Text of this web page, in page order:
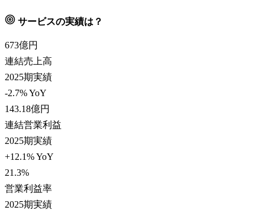
サービスの実績は？
673億円
連結売上高
2025期実績
-2.7% YoY
143.18億円
連結営業利益
2025期実績
+12.1% YoY
21.3%
営業利益率
2025期実績